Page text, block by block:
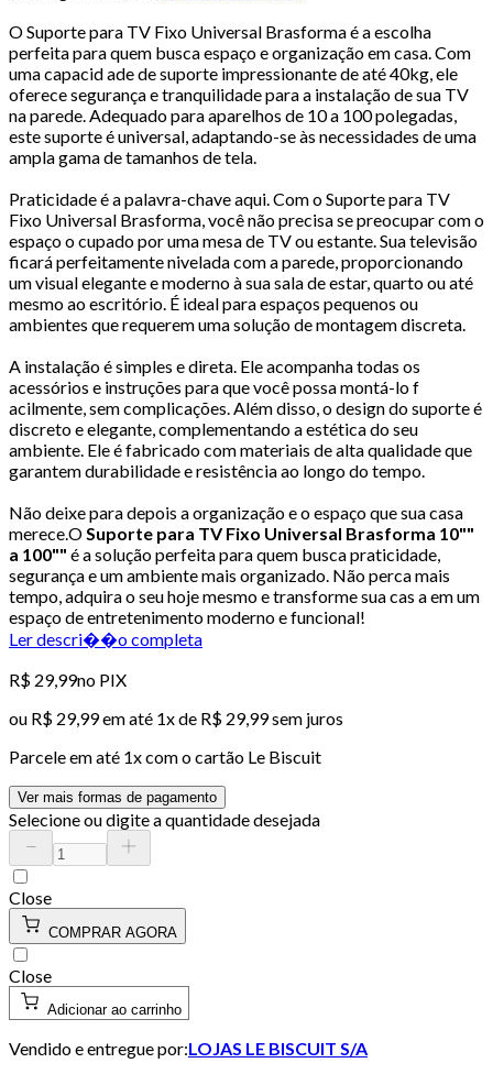
O Suporte para TV Fixo Universal Brasforma é a escolha
perfeita para quem busca espaço e organização em casa. Com
uma capacid ade de suporte impressionante de até 40kg, ele
oferece segurança e tranquilidade para a instalação de sua TV
na parede. Adequado para aparelhos de 10 a 100 polegadas,
este suporte é universal, adaptando-se às necessidades de uma
ampla gama de tamanhos de tela.
Praticidade é a palavra-chave aqui. Com o Suporte para TV
Fixo Universal Brasforma, você não precisa se preocupar com o
espaço o cupado por uma mesa de TV ou estante. Sua televisão
ficará perfeitamente nivelada com a parede, proporcionando
um visual elegante e moderno à sua sala de estar, quarto ou até
mesmo ao escritório. É ideal para espaços pequenos ou
ambientes que requerem uma solução de montagem discreta.
A instalação é simples e direta. Ele acompanha todas os
acessórios e instruções para que você possa montá-lo f
acilmente, sem complicações. Além disso, o design do suporte é
discreto e elegante, complementando a estética do seu
ambiente. Ele é fabricado com materiais de alta qualidade que
garantem durabilidade e resistência ao longo do tempo.
Não deixe para depois a organização e o espaço que sua casa
merece.OSuporte para TV Fixo Universal Brasforma 10""
a 100"" é a solução perfeita para quem busca praticidade,
segurança e um ambiente mais organizado. Não perca mais
tempo, adquira o seu hoje mesmo e transforme sua cas a em um
espaço de entretenimento moderno e funcional!
Ler descri��o completa
R$ 29,99no PIX
ou R$ 29,99em até 1x de R$ 29,99sem juros
Parcele em até 1x com o cartão Le Biscuit
Ver mais formas de pagamento
Selecione ou digite a quantidade desejada
Close
COMPRAR AGORA
Close
Adicionar ao carrinho
Vendido e entregue por:LOJAS LE BISCUIT S/A